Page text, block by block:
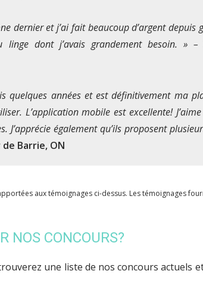
dernier et j’ai fait beaucoup d’argent depuis
dont j’avais grandement besoin. » –
quelques années et est définitivement ma
L’application mobile est excellente!
J’apprécie également qu’ils proposent
de Barrie, ON
aux témoignages ci-dessus. Les témoignages
NOS CONCOURS?
une liste de nos concours actuels